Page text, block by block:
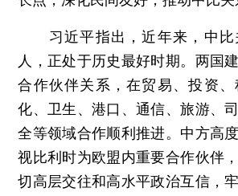
习近平指出，近年来，中比
人，正处于历史最好时期。两国
合作伙伴关系，在贸易、投资
化、卫生、港口、通信、旅游、
全等领域合作顺利推进。中方高
视比利时为欧盟内重要合作伙伴
切高层交往和高水平政治互信，